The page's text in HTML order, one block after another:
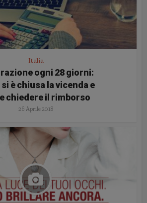
Italia
ogni 28 giorni:
è chiusa la vicenda e
chiedere il rimborso
26 Aprile 2018